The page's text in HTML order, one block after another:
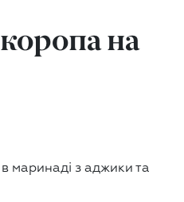
на
маринаді з аджики та